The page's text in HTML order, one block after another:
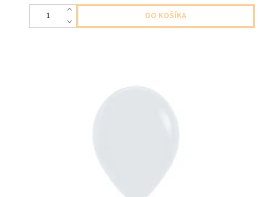
latexovy balon biela 1ks v balení velkost cca 27cm dodavame